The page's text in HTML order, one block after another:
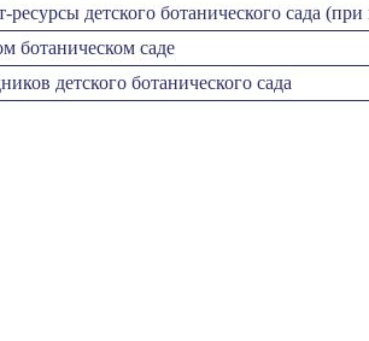
детского ботанического сада
ботаническом саде
детского ботанического сада